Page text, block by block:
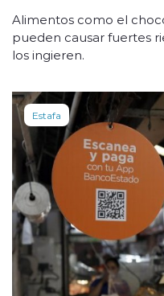
Alimentos como el
pueden causar fuertes
los ingieren.
Estafa